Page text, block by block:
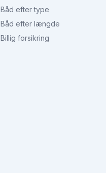
Båd efter type
Båd efter længde
Billig forsikring